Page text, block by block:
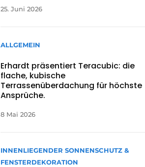
25. Juni 2026
ALLGEMEIN
Erhardt präsentiert Teracubic: die
flache, kubische
Terrassenüberdachung für höchste
Ansprüche.
8 Mai 2026
INNENLIEGENDER SONNENSCHUTZ &
FENSTERDEKORATION